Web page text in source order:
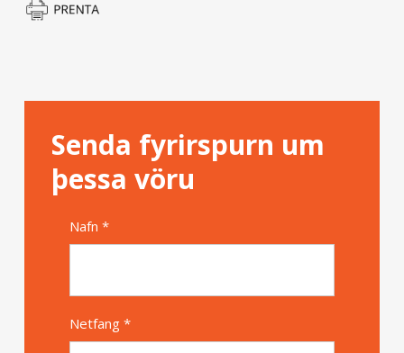
Senda fyrirspurn um
þessa vöru
Nafn *
Netfang *